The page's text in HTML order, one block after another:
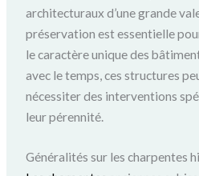
architecturaux d’une grande
préservation est essentielle
le caractère unique des
avec le temps, ces structures
nécessiter des interventions
leur pérennité.
Généralités sur les charpentes